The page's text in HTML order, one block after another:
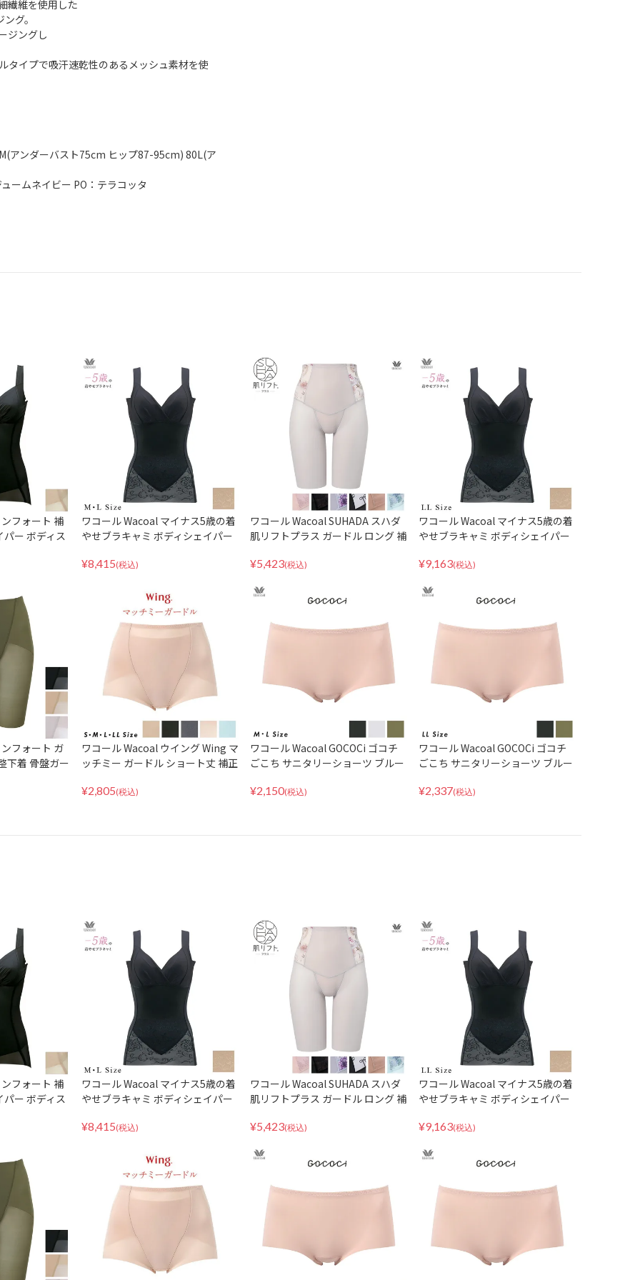
繊維を使用した
グ。
ジングし
タイプで吸汗速乾性のあるメッシュ素材を使
アンダーバスト75cm ヒップ87-95cm) 80L(ア
ームネイビー PO：テラコッタ
フォート 補
ー ボディス
ワコール Wacoal マイナス5歳の着
やせブラキャミ ボディシェイパー
23 MLサイズ
¥8,415(税込)
ワコール Wacoal SUHADA スハダ
肌リフトプラス ガードル ロング 補
¥5,423(税込)
ワコール Wacoal マイナス5歳の着
やせブラキャミ ボディシェイパー
23 LLサイズ
¥9,163(税込)
フォート ガ
下着 骨盤ガー
ワコール Wacoal ウイング Wing マ
ッチミー ガードル ショート丈 補正
ップメイク ヒップアップ 美尻 桃尻
¥2,805(税込)
ワコール Wacoal GOCOCi ゴコチ
ごこち サニタリーショーツ ブルー
つう M・Lサイズ PGG235 ペアショ
¥2,150(税込)
ワコール Wacoal GOCOCi ゴコチ
ごこち サニタリーショーツ ブルー
つう LLサイズ PGG235 ペアショー
¥2,337(税込)
フォート 補
ー ボディス
ワコール Wacoal マイナス5歳の着
やせブラキャミ ボディシェイパー
23 MLサイズ
¥8,415(税込)
ワコール Wacoal SUHADA スハダ
肌リフトプラス ガードル ロング 補
¥5,423(税込)
ワコール Wacoal マイナス5歳の着
やせブラキャミ ボディシェイパー
23 LLサイズ
¥9,163(税込)